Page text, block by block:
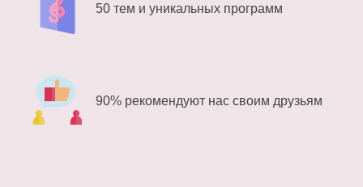
50 тем и уникальных программ
90% рекомендуют нас своим друзьям